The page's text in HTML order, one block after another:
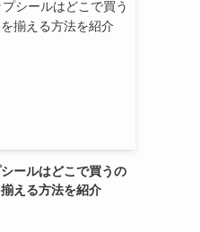
ールはどこで買うの
える方法を紹介